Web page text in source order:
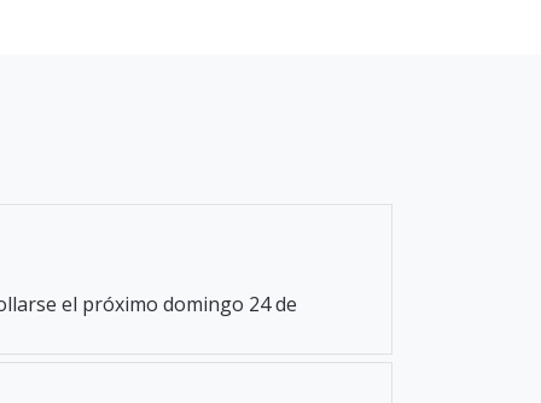
el próximo domingo 24 de